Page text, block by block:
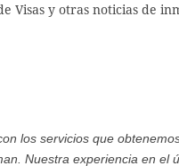
Visas y otras noticias de
los servicios que
Nuestra experiencia en el